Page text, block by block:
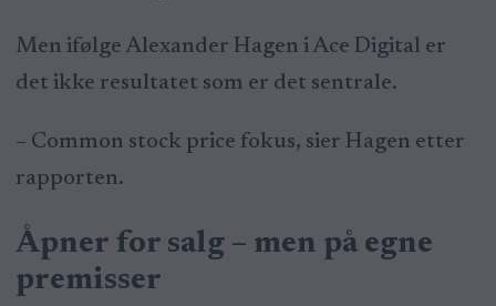
Men ifølge Alexander Hagen i Ace Digital er
det ikke resultatet som er det sentrale.
– Common stock price fokus, sier Hagen etter
rapporten.
Åpner for salg – men på egne
premisser